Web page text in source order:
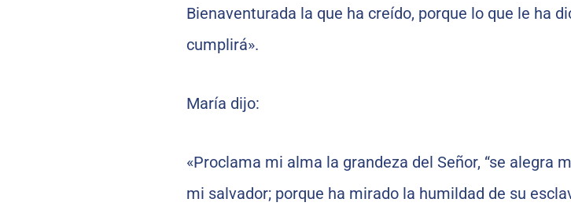
Bienaventurada la que ha creído, porque lo que le ha
cumplirá».
María dijo:
«Proclama mi alma la grandeza del Señor, “se alegra
mi salvador; porque ha mirado la humildad de su